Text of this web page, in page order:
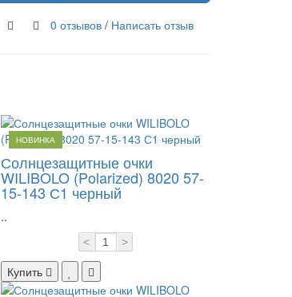
0 отзывов / Написать отзыв
НОВИНКА
Солнцезащитные очки
WILIBOLO (Polarized) 8020 57-
15-143 С1 черный
..
< >
Купить